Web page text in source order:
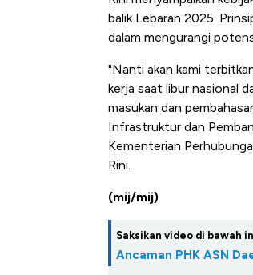
balik Lebaran 2025.
dalam mengurangi
"Nanti akan kami
kerja saat libur nasional
masukan dan
Infrastruktur dan
Kementerian
Rini.
(mij/mij)
Saksikan video di bawah
Ancaman PHK ASN
Begini Cara